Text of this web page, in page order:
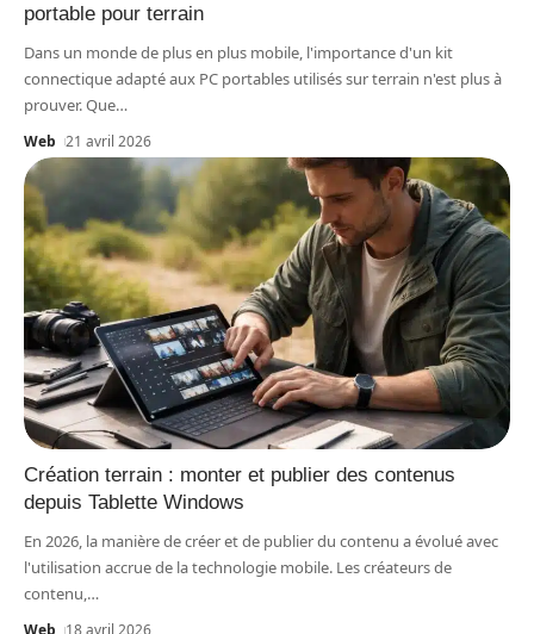
portable pour terrain
Dans un monde de plus en plus mobile, l'importance d'un kit
connectique adapté aux PC portables utilisés sur terrain n'est plus à
prouver. Que…
Web 21 avril 2026
Création terrain : monter et publier des contenus
depuis Tablette Windows
En 2026, la manière de créer et de publier du contenu a évolué avec
l'utilisation accrue de la technologie mobile. Les créateurs de
contenu, …
Web 18 avril 2026